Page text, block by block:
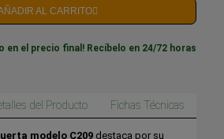
AL CARRITO
en el precio final! Recíbelo en 24/72 horas
del Producto Fichas Técnicas
modelo C209 destaca por su